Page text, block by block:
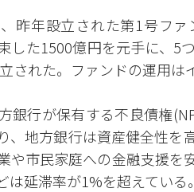
昨年設立された第1号フ
した1500億円を元手に、5
された。ファンドの運用は
銀行が保有する不良債権
、地方銀行は資産健全性
や市民家庭への金融支援を
延滞率が1%を超えている。